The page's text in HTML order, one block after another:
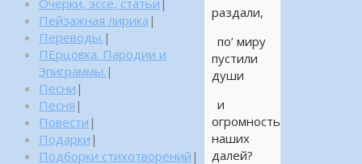
раздали,
по’ миру
пустили
души
и
огромность
наших
далей?
Очерки, эссе, статьи |
Пейзажная лирика |
Переводы. |
ПЕрцовка. Пародии и
Эпиграммы. |
Песни |
Песня |
Повести |
Подарки |
Подборки стихотворений |